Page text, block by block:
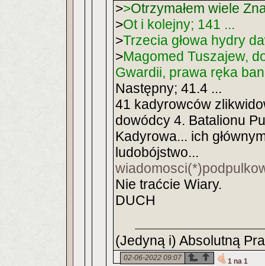
>>Otrzymałem wiele
>Ot i kolejny; 141 ...
>Trzecia głowa hydry
>Magomed Tuszajew,
Gwardii, prawa ręka
Następny; 41.4 ...
41 kadyrowców
dowódcy 4. Batalionu
Kadyrowa... ich
ludobójstwo...
Nie traćcie Wiary.
DUCH
(Jedyną i) Absolutną
02-06-2022 09:07 1 na 1